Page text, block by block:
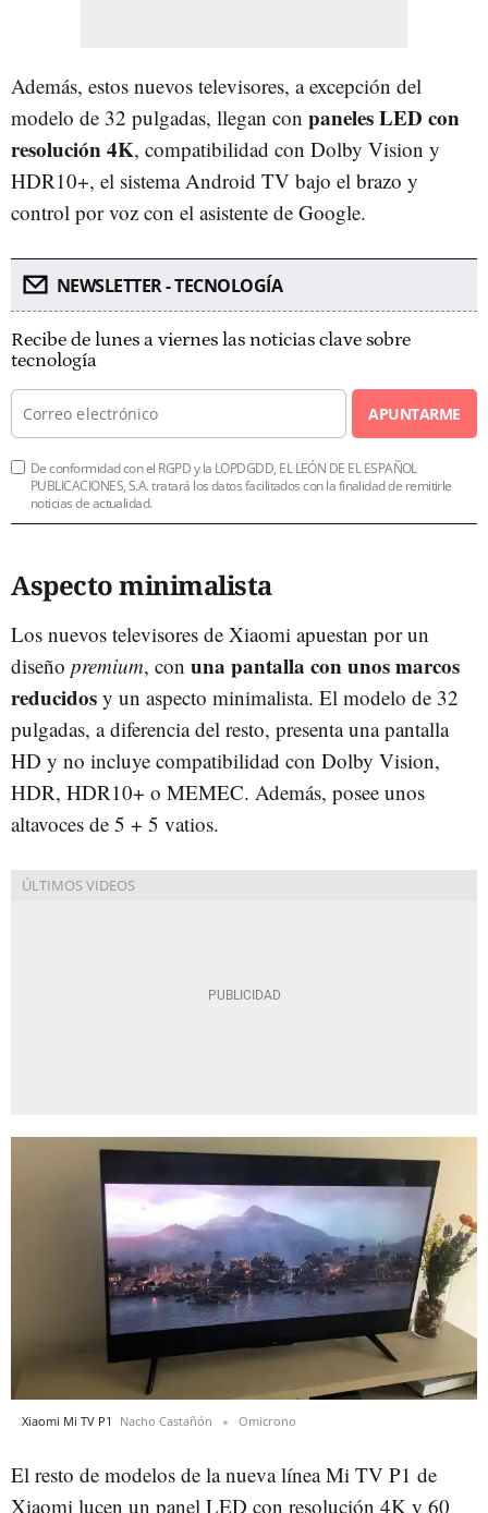
Además, estos nuevos televisores, a excepción del
modelo de 32 pulgadas, llegan con paneles LED con
resolución 4K, compatibilidad con Dolby Vision y
HDR10+, el sistema Android TV bajo el brazo y
control por voz con el asistente de Google.
NEWSLETTER - TECNOLOGÍA
Recibe de lunes a viernes las noticias clave sobre
tecnología
APUNTARME
De conformidad con el RGPD y la LOPDGDD, EL LEÓN DE EL ESPAÑOL
PUBLICACIONES, S.A. tratará los datos facilitados con la finalidad de remitirle
noticias de actualidad.
Aspecto minimalista
Los nuevos televisores de Xiaomi apuestan por un
diseño premium, con una pantalla con unos marcos
reducidos y un aspecto minimalista. El modelo de 32
pulgadas, a diferencia del resto, presenta una pantalla
HD y no incluye compatibilidad con Dolby Vision,
HDR, HDR10+ o MEMEC. Además, posee unos
altavoces de 5 + 5 vatios.
Xiaomi Mi TV P1 Nacho Castañón Omicrono
El resto de modelos de la nueva línea Mi TV P1 de
Xiaomi lucen un panel LED con resolución 4K y 60